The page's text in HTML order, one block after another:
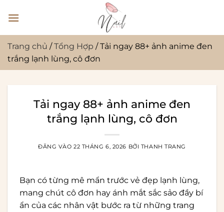
qua
dung
Trang chủ /Tổng Hợp /Tải ngay 88+ ảnh anime đen
trắng lạnh lùng, cô đơn
Tải ngay 88+ ảnh anime đen
trắng lạnh lùng, cô đơn
ĐĂNG VÀO22 THÁNG 6, 2026 BỞI THANH TRANG
Bạn có từng mê mẩn trước vẻ đẹp lạnh lùng,
mang chút cô đơn hay ánh mắt sắc sảo đầy bí
ẩn của các nhân vật bước ra từ những trang